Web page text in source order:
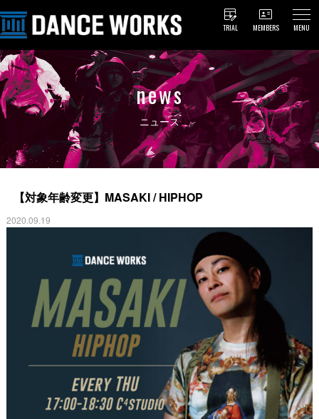
TRIAL MEMBERS MENU
news
ニュース
【対象年齢変更】MASAKI / HIPHOP
2020.09.19